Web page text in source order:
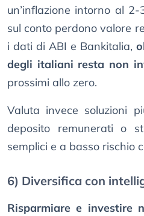
un’inflazione intorno al
sul conto perdono valore
i dati di ABI e Bankitalia,
degli italiani resta non
prossimi allo zero.
Valuta invece soluzioni
deposito remunerati o
semplici e a basso rischio
6) Diversifica con
Risparmiare e investire